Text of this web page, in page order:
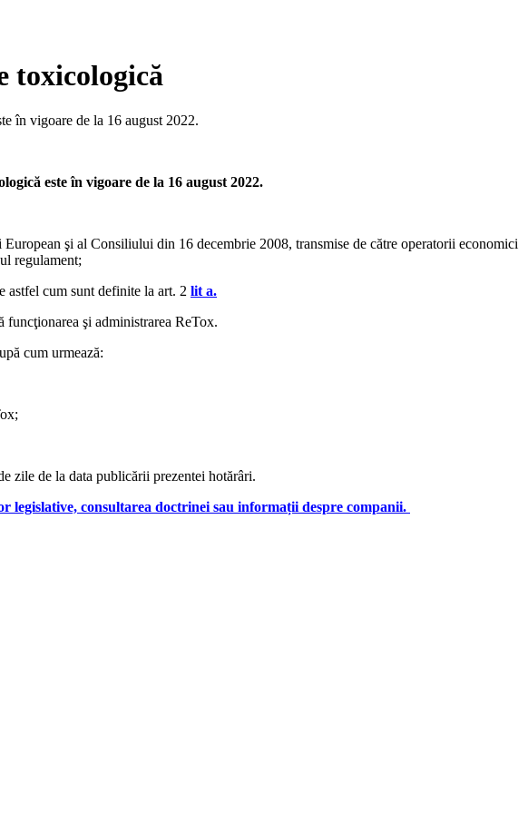
toxicologică
în vigoare de la 16 august 2022.
este în vigoare de la 16 august 2022.
şi al Consiliului din 16 decembrie 2008, transmise de către operatorii economici
regulament;
astfel cum sunt definite la art. 2 lit a.
şi administrarea ReTox.
cum urmează:
zile de la data publicării prezentei hotărâri.
consultarea doctrinei sau informații despre companii.